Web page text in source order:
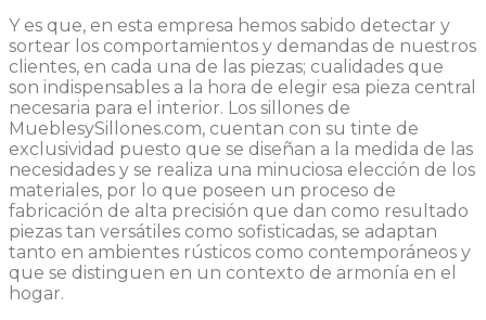
Y es que, en esta empresa hemos sabido detectar y
sortear los comportamientos y demandas de nuestros
clientes, en cada una de las piezas; cualidades que
son indispensables a la hora de elegir esa pieza central
necesaria para el interior. Los sillones de
MueblesySillones.com, cuentan con su tinte de
exclusividad puesto que se diseñan a la medida de las
necesidades y se realiza una minuciosa elección de los
materiales, por lo que poseen un proceso de
fabricación de alta precisión que dan como resultado
piezas tan versátiles como sofisticadas, se adaptan
tanto en ambientes rústicos como contemporáneos y
que se distinguen en un contexto de armonía en el
hogar.